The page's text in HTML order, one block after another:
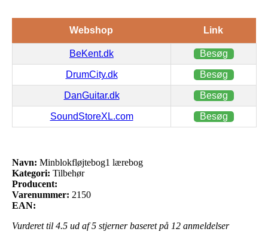
Webshop Link
BeKent.dk Besøg
DrumCity.dk Besøg
DanGuitar.dk Besøg
SoundStoreXL.com Besøg
Navn: Minblokfløjtebog1 lærebog
Kategori: Tilbehør
Producent:
Varenummer: 2150
EAN:
Vurderet til 4.5 ud af 5 stjerner baseret på 12 anmeldelser